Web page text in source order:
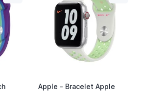
Apple - Bracelet Apple